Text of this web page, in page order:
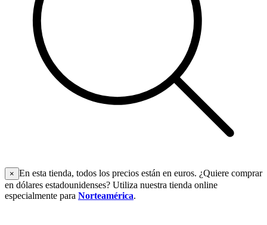
× En esta tienda, todos los precios están en euros. ¿Quiere comprar
en dólares estadounidenses? Utiliza nuestra tienda online
especialmente para Norteamérica.